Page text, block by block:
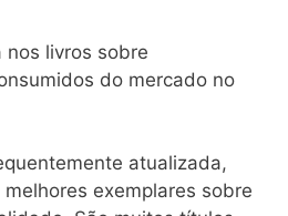
nos livros sobre
do mercado no
atualizada,
exemplares sobre